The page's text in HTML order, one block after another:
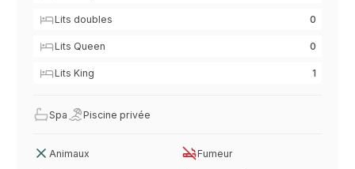
Lits doubles 0
Lits Queen 0
Lits King 1
Spa Piscine privée
Animaux Fumeur